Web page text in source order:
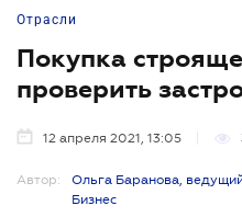
Отрасли
Покупка
проверить
12 апреля 2021, 13:05
Автор:
Ольга Баранова,
Бизнес